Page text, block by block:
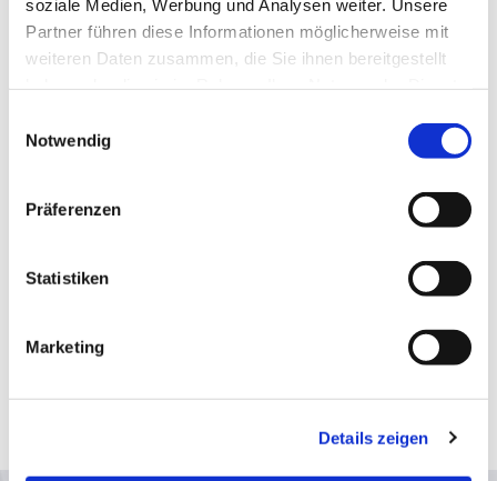
soziale Medien, Werbung und Analysen weiter. Unsere
Partner führen diese Informationen möglicherweise mit
weiteren Daten zusammen, die Sie ihnen bereitgestellt
Notwendig
Präferenzen
Statistiken
Marketing
Details zeigen
Bei Streitigkeiten oder Mängeln während eines
Bauvorhabens vertreten wir Ihre Interessen vor Gericht
einschließlich der Durchsetzung von
Baurechtsberatung für Unternehmen und
Privatpersonen. Wir unterstützen Sie bei der